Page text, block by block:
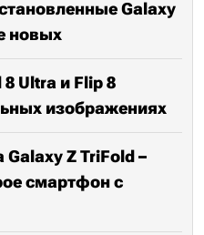
Galaxy
новых
Ultra и Flip 8
изображениях
Z TriFold –
смартфон с